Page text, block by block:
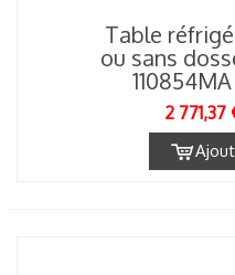
Table
ou sans
2 771,37